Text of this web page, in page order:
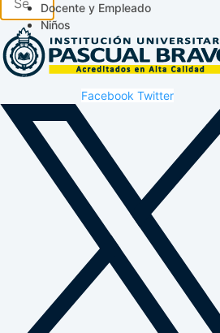
Docente y Empleado
Niños
Facebook Twitter